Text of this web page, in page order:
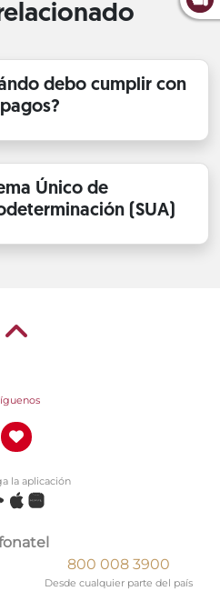
debo cumplir con
Único de
(SUA)
la aplicación
800 008 3900
Desde cualquier parte del país